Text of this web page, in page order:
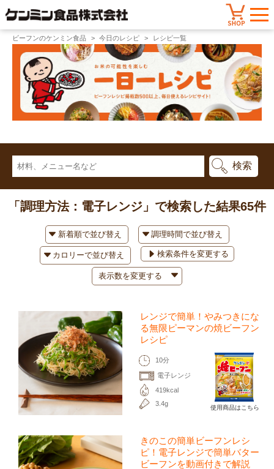
ビーフンのケンミン食品 今日のレシピ レシピ一覧
「調理方法：電子レンジ」で検索した結果65件
検索条件を変更する
レンジで簡単！やみつきにな
る無限ピーマンの焼ビーフン
レシピ
10分
電子レンジ
419kcal
3.4g
使用商品はこちら
きのこの簡単ビーフンレシ
ピ！電子レンジで簡単バター
ビーフンを動画付きで解説